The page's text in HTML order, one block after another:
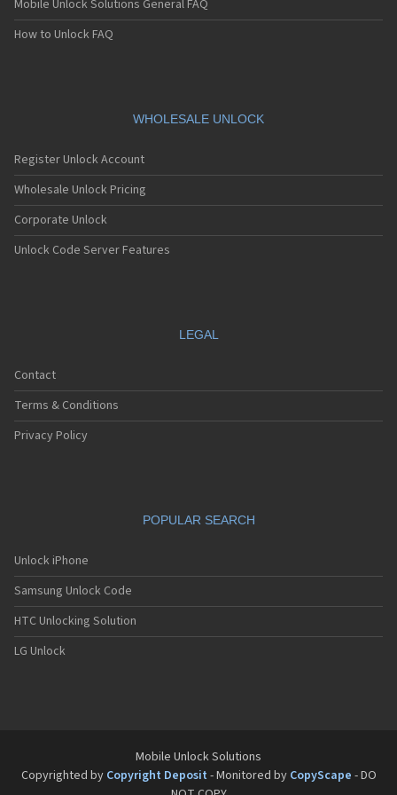
Sagem MC939
Sagem MC940
Sagem MC942
Sagem MC956
Sagem MC959
Sagem MC959 R
Sagem MU2005
Sagem MW-X1
Sagem MW3020
Sagem MW3022
Sagem MW3052
Sagem MW3062
Sagem MW932
Sagem MW936
Sagem MW959 GPRS
Sagem MW979
Sagem MW979 GPRS
Sagem my100x
Sagem my101X
Sagem my150X
Sagem my212x
Mobile Unlock Solutions General FAQ
How to Unlock FAQ
WHOLESALE UNLOCK
Register Unlock Account
Wholesale Unlock Pricing
Corporate Unlock
Unlock Code Server Features
LEGAL
Contact
Terms & Conditions
Privacy Policy
POPULAR SEARCH
Unlock iPhone
Samsung Unlock Code
HTC Unlocking Solution
LG Unlock
Mobile Unlock Solutions
Copyrighted by Copyright Deposit - Monitored by CopyScape - DO